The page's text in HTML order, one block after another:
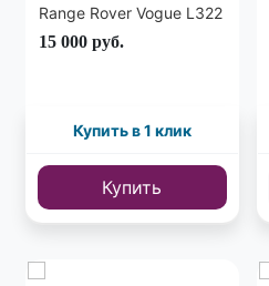
Range Rover Vogue L322
2010-2013
15 000 руб.
Купить в 1 клик
Купить